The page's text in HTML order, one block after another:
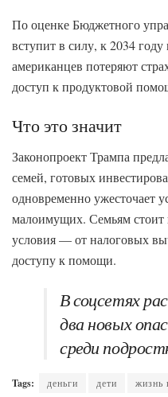
По оценке Бюджетного
вступит в силу, к 2034
американцев потеряют
доступ к продуктовой
Что это значит
Законопроект Трампа
семей, готовых
одновременно ужесточает
малоимущих. Семьям стоит
условия — от налоговых
доступу к помощи.
В соцсетях
два новых
среди
Tags: деньги дети